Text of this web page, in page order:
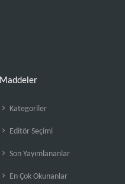
Maddeler
Kategoriler
Editör Seçimi
Son Yayımlananlar
En Çok Okunanlar